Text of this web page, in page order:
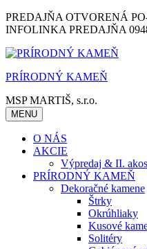
Skip
to
PREDAJŇA OTVORENÁ
INFOLINKA PREDAJŇA
PRÍRODNÝ KAMEŇ
MSP MARTIŠ, s.r.o.
MENU
O NÁS
AKCIE
Výpredaj & II.
PRÍRODNÝ KAMEŇ
Dekoračné kamene
Štrky
Okrúhliaky
Kusové
Solitéry